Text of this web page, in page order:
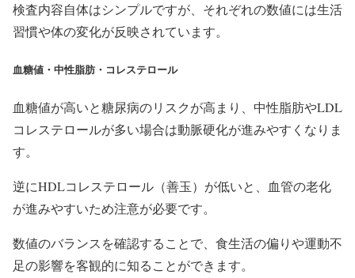
検査内容自体はシンプルですが、それぞれの数値には生活
習慣や体の変化が反映されています。
血糖値・中性脂肪・コレステロール
血糖値が高いと糖尿病のリスクが高まり、中性脂肪やLDL
コレステロールが多い場合は動脈硬化が進みやすくなりま
す。
逆にHDLコレステロール（善玉）が低いと、血管の老化
が進みやすいため注意が必要です。
数値のバランスを確認することで、食生活の偏りや運動不
足の影響を客観的に知ることができます。